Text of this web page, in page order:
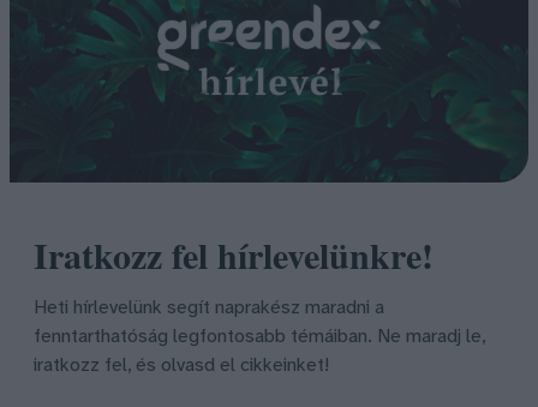
Iratkozz fel hírlevelünkre!
Heti hírlevelünk segít naprakész maradni a
fenntarthatóság legfontosabb témáiban. Ne maradj le,
iratkozz fel, és olvasd el cikkeinket!